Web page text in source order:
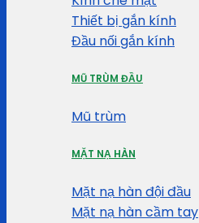
Thiết bị gắn kính
Đầu nối gắn kính
MŨ TRÙM ĐẦU
Mũ trùm
MẶT NẠ HÀN
Mặt nạ hàn đội đầu
Mặt nạ hàn cầm tay